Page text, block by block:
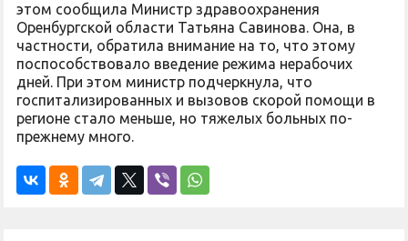
этом сообщила Министр здравоохранения
Оренбургской области Татьяна Савинова. Она, в
частности, обратила внимание на то, что этому
поспособствовало введение режима нерабочих
дней. При этом министр подчеркнула, что
госпитализированных и вызовов скорой помощи в
регионе стало меньше, но тяжелых больных по-
прежнему много.